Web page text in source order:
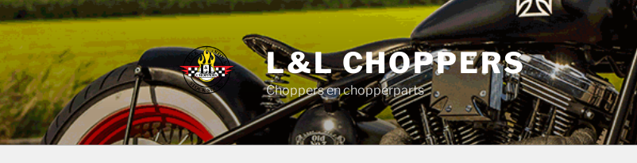
Ga
naar
inhoud
L&L CHOPPERS
Choppers en chopperparts